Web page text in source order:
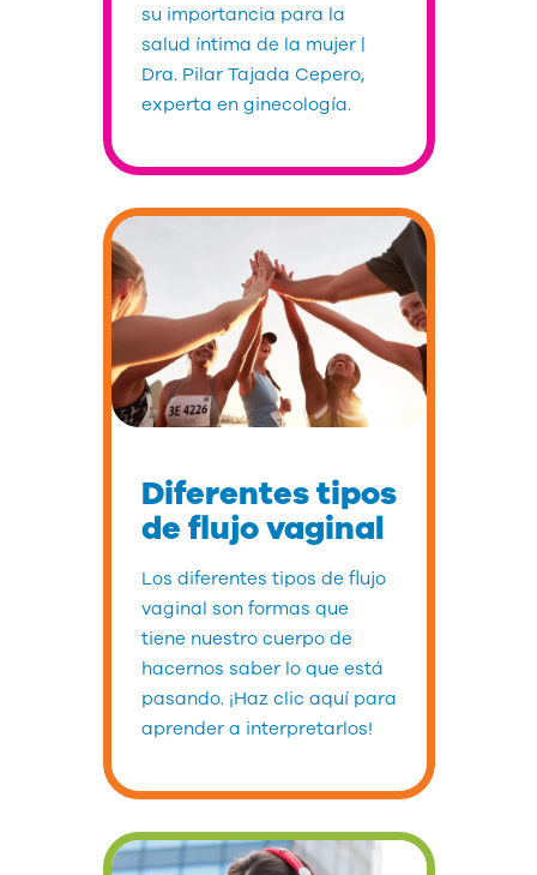
su importancia para la
salud íntima de la mujer |
Dra. Pilar Tajada Cepero,
experta en ginecología.
Diferentes tipos
de flujo vaginal
Los diferentes tipos de flujo
vaginal son formas que
tiene nuestro cuerpo de
hacernos saber lo que está
pasando. ¡Haz clic aquí para
aprender a interpretarlos!